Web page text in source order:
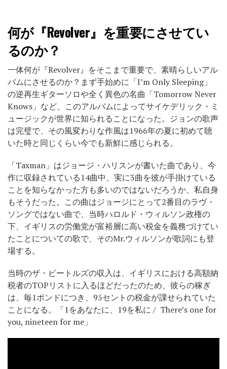
何が『Revolver』を重要にさせてい
るのか？
一体何が『Revolver』をそこまで重要で、素晴らしいアル
バムにさせるのか？まず手始めに「I’m Only Sleeping」
の逆再生ギターソロや全く異色の名曲「Tomorrow Never
Knows」など、このアルバムによってサイケデリック・ミ
ュージックが世界に知られることになった。ジョンの歌声
は完璧で、その風変わりな作風は1966年の夏に初めて聴
いた時と同じくらい今でも新鮮に感じられる。
「Taxman」はジョージ・ハリスンが書いた曲であり、今
作に収録されている14曲中、実に3曲を彼が手掛けている
ことを知らなかった方も多いのではないだろうか、私自身
もそうだった。この曲はジョージにとって2番目のラヴ・
ソングではない曲で、当時ハロルド・ウィルソン政権の
下、イギリスの労働党が富裕層に高い税金を義務づけてい
たことについての歌で、そのMr.ウィルソンが歌詞にも登
場する。
当時のザ・ビートルズの収入は、イギリスにおける高額納
税者のTOPリストに入るほどだったのため、彼らの稼ぎ
は、毎1ポンドにつき、95セントの税金が課せられていた
ことになる。「1をあなたに、19を私に / There’s one for
you, nineteen for me」